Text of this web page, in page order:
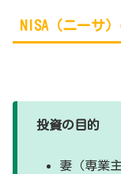
NISA（ニーサ
投資の目的
妻（専業